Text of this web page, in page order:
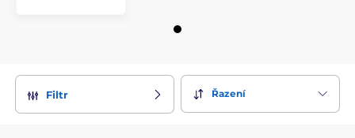
Filtr Řazení